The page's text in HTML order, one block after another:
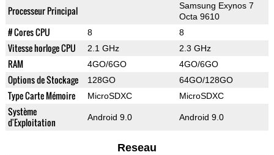
Processeur Principal
Samsung Exynos 7
Octa 9610
# Cores CPU 8 8
Vitesse horloge CPU 2.1 GHz 2.3 GHz
RAM 4GO/6GO 4GO/6GO
Options de Stockage 128GO 64GO/128GO
Type Carte Mémoire MicroSDXC MicroSDXC
Système
d'Exploitation
Android 9.0 Android 9.0
Reseau